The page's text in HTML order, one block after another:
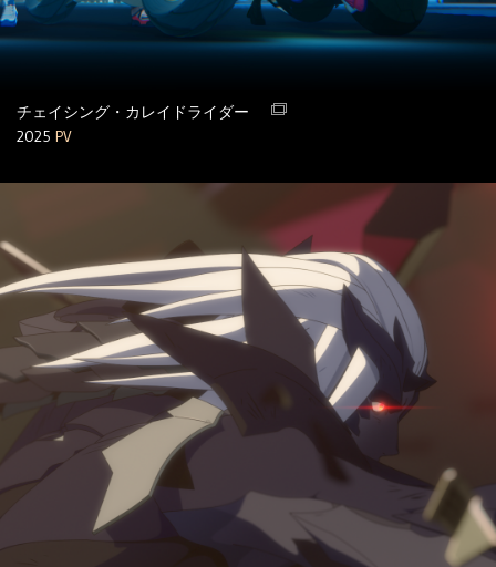
チェイシング・カレイドライダー
2025 PV